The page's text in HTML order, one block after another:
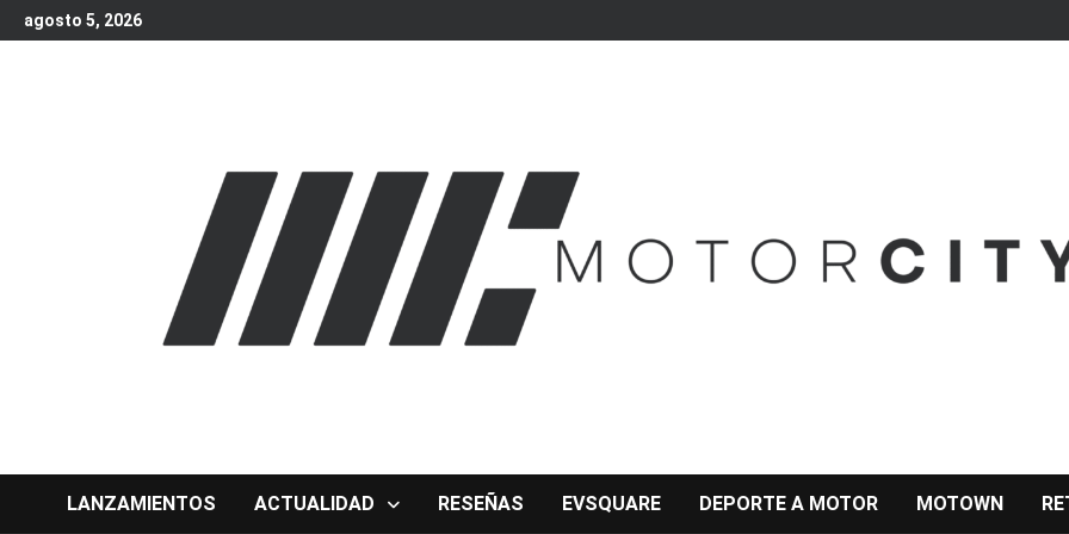
Skip
to
agosto 5, 2026
LANZAMIENTOS ACTUALIDAD RESEÑAS EVSQUARE DEPORTE A MOTOR MOTOWN